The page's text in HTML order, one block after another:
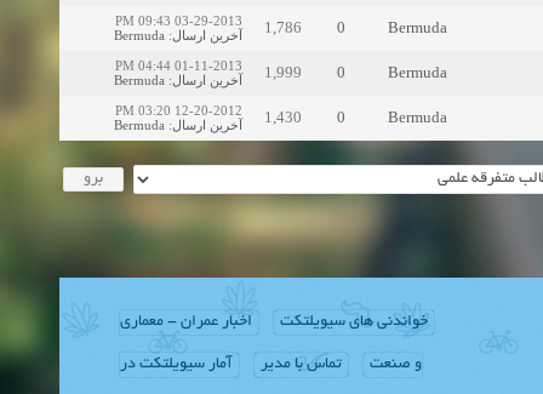
Bermuda
0
1,786
03-29-2013 09:43 PM
آخرین ارسال:
Bermuda
Bermuda
0
1,999
01-11-2013 04:44 PM
آخرین ارسال:
Bermuda
Bermuda
0
1,430
12-20-2012 03:20 PM
آخرین ارسال:
Bermuda
خواندنی های سیویلتکت اخبار عمران - معماری
و صنعت تماس با مدیر آمار سیویلتکت در